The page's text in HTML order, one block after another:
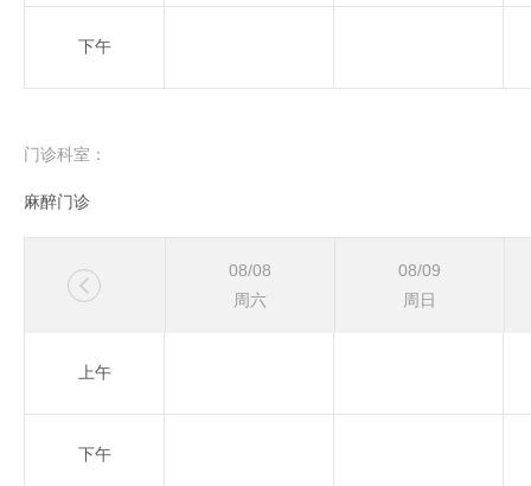
下午
门诊科室：
麻醉门诊

08/08
周六
08/09
周日
上午
下午